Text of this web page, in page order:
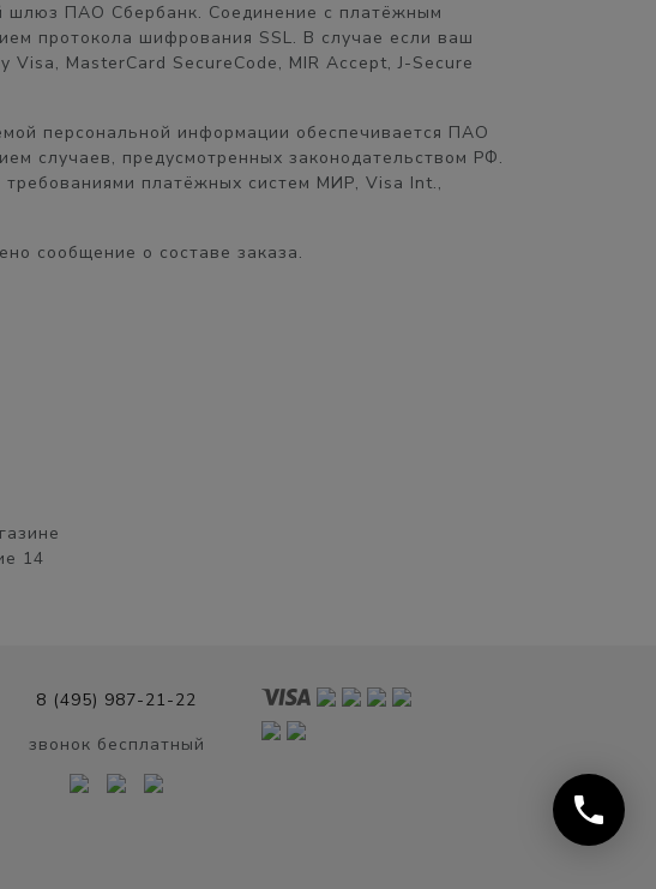
шлюз ПАО Сбербанк. Соединение с платёжным
протокола шифрования SSL. В случае если ваш
MasterCard SecureCode, MIR Accept, J-Secure
персональной информации обеспечивается ПАО
случаев, предусмотренных законодательством РФ.
требованиями платёжных систем МИР, Visa Int.,
сообщение о составе заказа.
14
8 (495) 987-21-22
звонок бесплатный
phone